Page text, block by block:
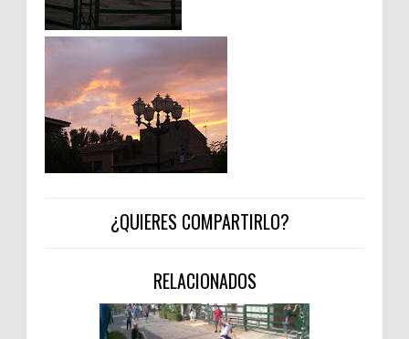
¿QUIERES COMPARTIRLO?
RELACIONADOS